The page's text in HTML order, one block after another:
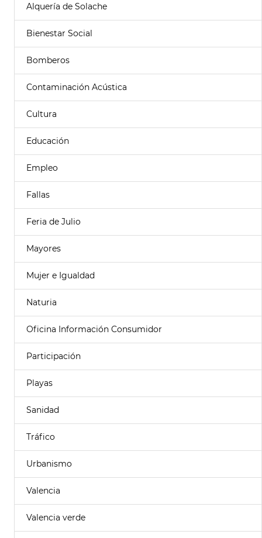
Alquería de Solache
Bienestar Social
Bomberos
Contaminación Acústica
Cultura
Educación
Empleo
Fallas
Feria de Julio
Mayores
Mujer e Igualdad
Naturia
Oficina Información Consumidor
Participación
Playas
Sanidad
Tráfico
Urbanismo
Valencia
Valencia verde